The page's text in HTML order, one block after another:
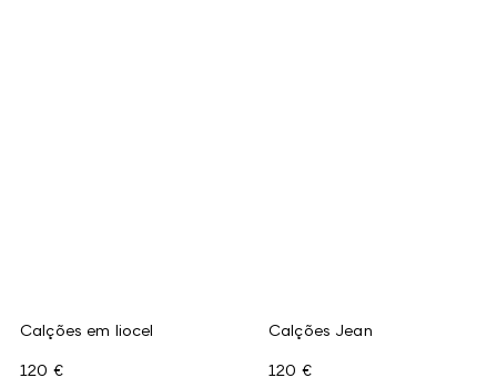
Calções em liocel
120 €
Calções Jean
120 €